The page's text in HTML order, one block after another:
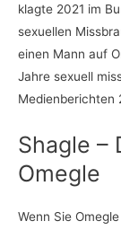
klagte 2021 im
sexuellen
einen Mann auf
Jahre sexuell
Medienberichten
Shagle –
Omegle
Wenn Sie